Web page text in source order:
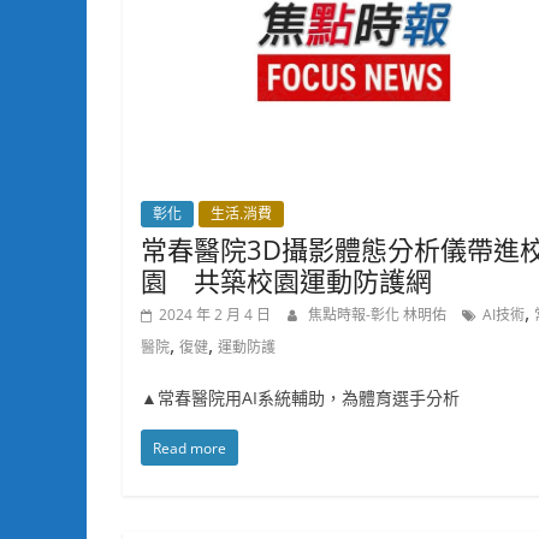
彰化 生活.消費
常春醫院3D攝影體態分析儀帶進
園 共築校園運動防護網
2024 年 2 月 4 日 焦點時報-彰化 林明佑 AI技術,
醫院, 復健, 運動防護
▲常春醫院用AI系統輔助，為體育選手分析
Read more